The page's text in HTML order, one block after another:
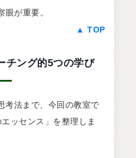
眼が重要。
▲ TOP
チング的5つの学び
考法まで、今回の教室で
ッセンス」を整理しま